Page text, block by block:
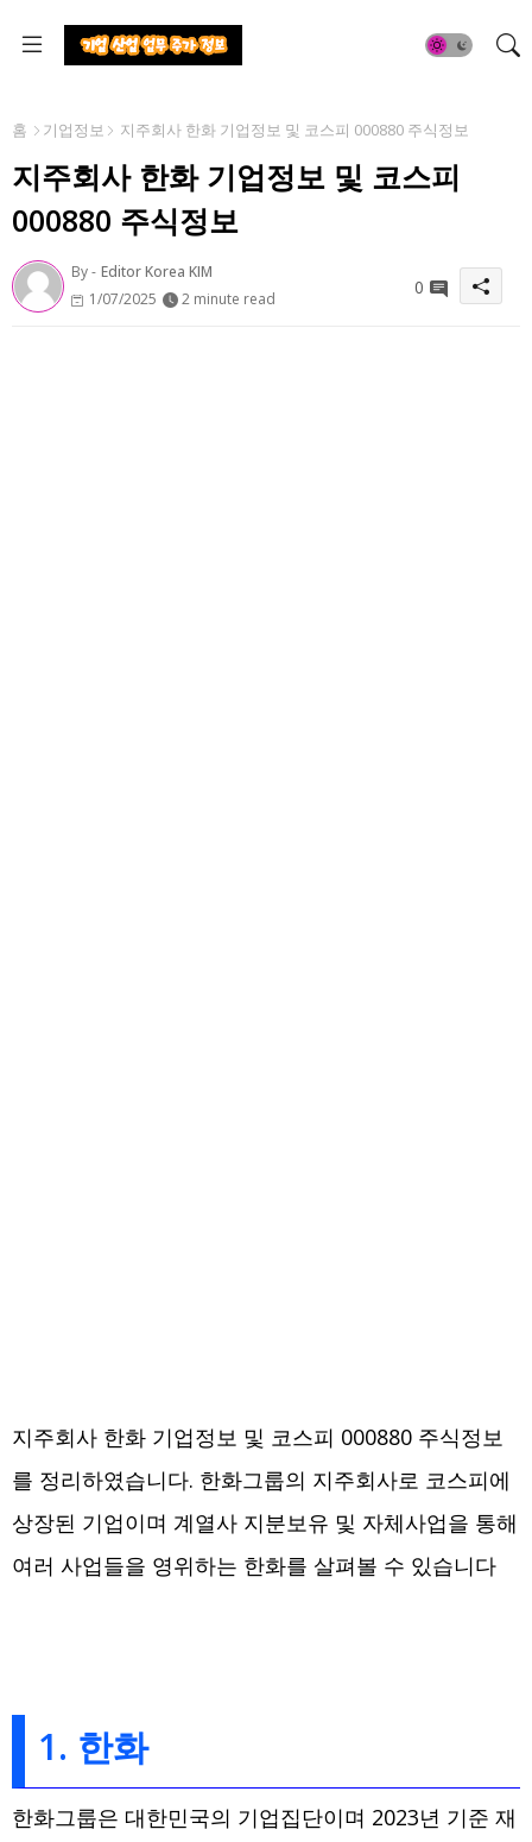
홈 기업정보 지주회사 한화 기업정보 및 코스피 000880 주식정보
지주회사 한화 기업정보 및 코스피
000880 주식정보
By - Editor Korea KIM
1/07/2025
2 minute read
0
지주회사 한화 기업정보 및 코스피 000880 주식정보
를 정리하였습니다. 한화그룹의 지주회사로 코스피에
상장된 기업이며 계열사 지분보유 및 자체사업을 통해
여러 사업들을 영위하는 한화를 살펴볼 수 있습니다
1. 한화
한화그룹은 대한민국의 기업집단이며 2023년 기준 재